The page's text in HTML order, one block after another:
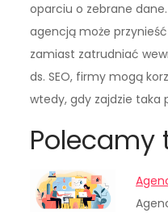
oparciu o zebrane
agencją może
zamiast zatrudniać
ds. SEO, firmy mogą
wtedy, gdy zajdzie taka
Polecamy